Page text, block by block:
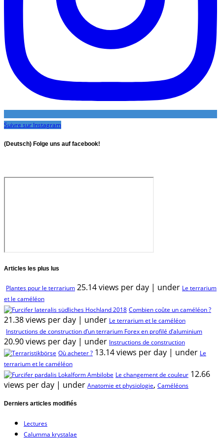
Suivre sur Instagram
(Deutsch) Folge uns auf facebook!
Articles les plus lus
Plantes pour le terrarium 25.14 views per day | under Le terrarium
et le caméléon
Combien coûte un caméléon ?
21.38 views per day | under Le terrarium et le caméléon
Instructions de construction d’un terrarium Forex en profilé d’aluminium
20.90 views per day | under Instructions de construction
Où acheter ? 13.14 views per day | under Le
terrarium et le caméléon
Le changement de couleur 12.66
views per day | under Anatomie et physiologie, Caméléons
Derniers articles modifiés
Lectures
Calumma krystalae